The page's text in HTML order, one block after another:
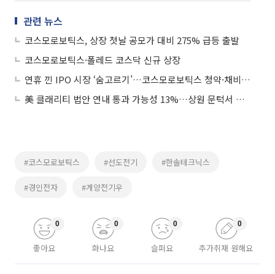
관련 뉴스
코스모로보틱스, 상장 첫날 공모가 대비 275% 급등 출발
코스모로보틱스·폴레드 코스닥 신규 상장
연휴 낀 IPO 시장 ‘숨고르기’…코스모로보틱스 청약·채비 상장 마무리
美 클래리티 법안 연내 통과 가능성 13%…상원 문턱서 제동
#코스모로보틱스 #선도전기 #한솔테크닉스
#경인전자 #계양전기우
좋아요
0
화나요
0
슬퍼요
0
추가취재 원해요
0